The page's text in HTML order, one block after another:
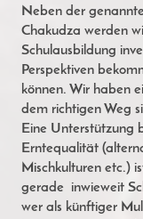
Neben der
Chakudza werden
Schulausbildung
Perspektiven
können. Wir haben
dem richtigen Weg
Eine Unterstützung
Erntequalität
Mischkulturen etc.)
gerade inwieweit
wer als künftiger